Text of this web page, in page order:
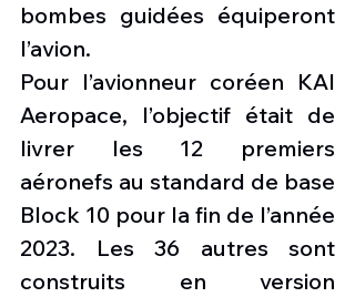
bombes guidées équiperont
l’avion.
Pour l’avionneur coréen KAI
Aeropace, l’objectif était de
livrer les 12 premiers
aéronefs au standard de base
Block 10 pour la fin de l’année
2023. Les 36 autres sont
construits en version